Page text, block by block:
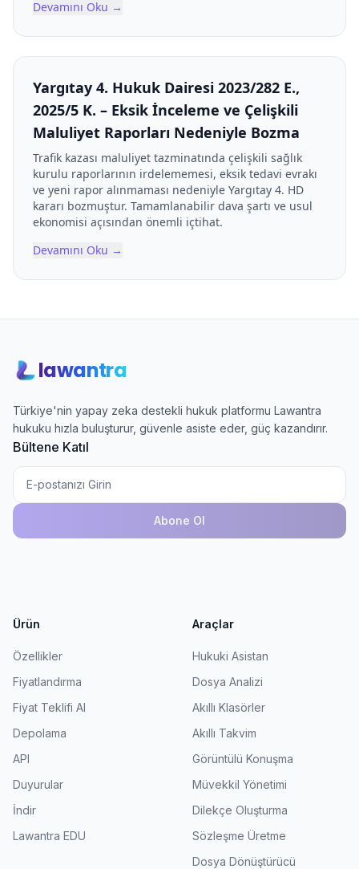
Devamını Oku →
Yargıtay 4. Hukuk Dairesi 2023/282 E.,
2025/5 K. – Eksik İnceleme ve Çelişkili
Maluliyet Raporları Nedeniyle Bozma
Trafik kazası maluliyet tazminatında çelişkili sağlık
kurulu raporlarının irdelememesi, eksik tedavi evrakı
ve yeni rapor alınmaması nedeniyle Yargıtay 4. HD
kararı bozmuştur. Tamamlanabilir dava şartı ve usul
ekonomisi açısından önemli içtihat.
Devamını Oku →
lawantra
Türkiye'nin yapay zeka destekli hukuk platformu Lawantra
hukuku hızla buluşturur, güvenle asiste eder, güç kazandırır.
Bültene Katıl
Abone Ol
Ürün
Özellikler
Fiyatlandırma
Fiyat Teklifi Al
Depolama
API
Duyurular
İndir
Lawantra EDU
Araçlar
Hukuki Asistan
Dosya Analizi
Akıllı Klasörler
Akıllı Takvim
Görüntülü Konuşma
Müvekkil Yönetimi
Dilekçe Oluşturma
Sözleşme Üretme
Dosya Dönüştürücü